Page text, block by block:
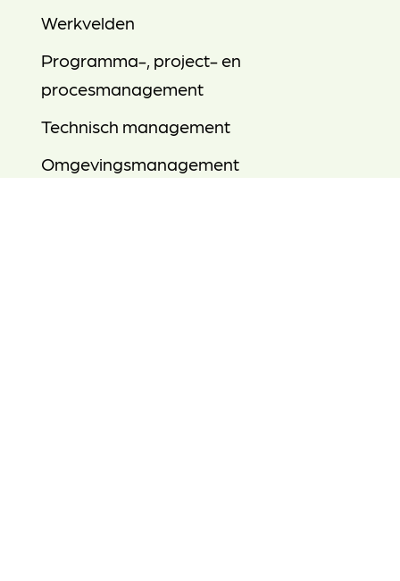
Werkvelden
Programma-, project- en
procesmanagement
Technisch management
Omgevingsmanagement